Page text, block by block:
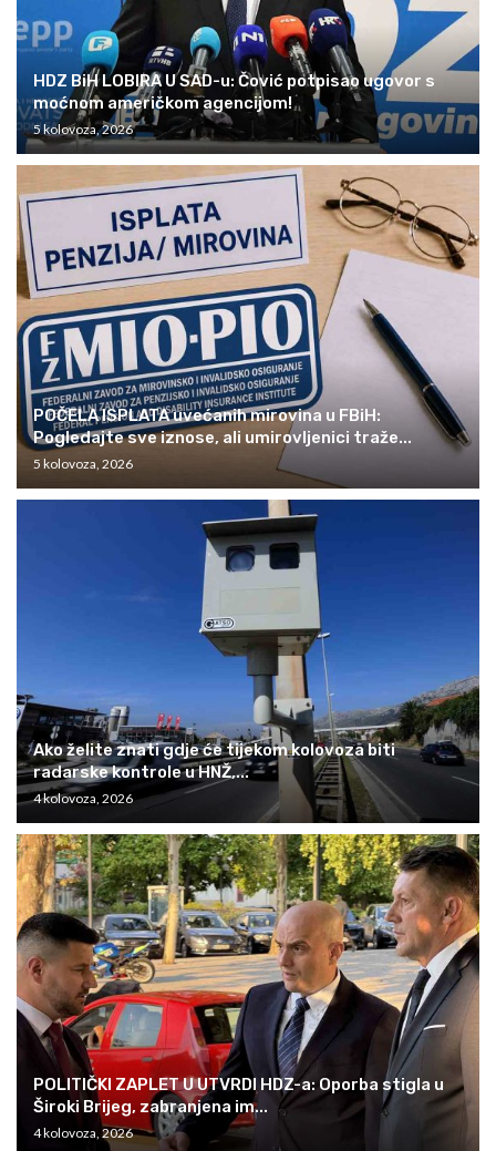
HDZ BiH LOBIRA U SAD-u: Čović potpisao ugovor s
moćnom američkom agencijom!
5 kolovoza, 2026
POČELA ISPLATA uvećanih mirovina u FBiH:
Pogledajte sve iznose, ali umirovljenici traže...
5 kolovoza, 2026
Ako želite znati gdje će tijekom kolovoza biti
radarske kontrole u HNŽ,...
4 kolovoza, 2026
POLITIČKI ZAPLET U UTVRDI HDZ-a: Oporba stigla u
Široki Brijeg, zabranjena im...
4 kolovoza, 2026